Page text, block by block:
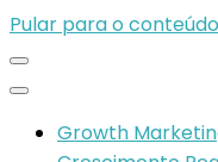
Pular para o conteúdo
Growth